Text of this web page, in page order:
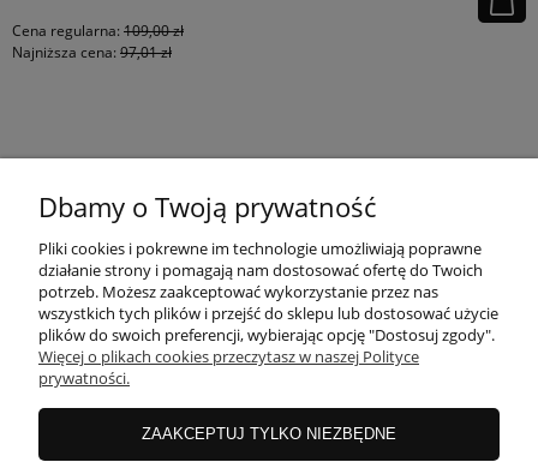
Cena regularna: 109,00 zł
Najniższa cena: 97,01 zł
MOJE KONTO
PŁATNOŚCI I DOSTAWA
INFORMACJE
Dbamy o Twoją prywatność
Pliki cookies i pokrewne im technologie umożliwiają poprawne
działanie strony i pomagają nam dostosować ofertę do Twoich
potrzeb. Możesz zaakceptować wykorzystanie przez nas
wszystkich tych plików i przejść do sklepu lub dostosować użycie
plików do swoich preferencji, wybierając opcję "Dostosuj zgody".
Więcej o plikach cookies przeczytasz w naszej Polityce
prywatności.
ZAAKCEPTUJ TYLKO NIEZBĘDNE